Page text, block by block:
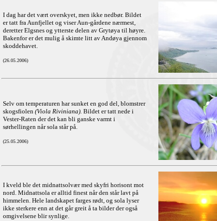
I dag har det vært overskyet, men ikke nedbør. Bildet
er tatt fra Aunfjellet og viser Aun-gårdene nærmest,
deretter Elgsnes og ytterste delen av Grytøya til høyre.
Bakenfor er det mulig å skimte litt av Andøya gjennom
skoddehavet.
(26.05.2006)
Selv om temperaturen har sunket en god del, blomstrer
skogsfiolen (Viola Riviniana). Bildet er tatt nede i
Vester-Raten der det kan bli ganske varmt i
sørhellingen når sola står på.
(25.05.2006)
I kveld ble det midnattsolvær med skyfri horisont mot
nord. Midnattsola er alltid finest når den står lavt på
himmelen. Hele landskapet farges rødt, og sola lyser
ikke sterkere enn at det går greit å ta bilder der også
omgivelsene blir synlige.